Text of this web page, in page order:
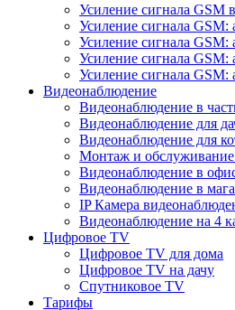
Усиление сигнала GSM
Усиление сигнала GSM:
Усиление сигнала
Усиление сигнала
Усиление сигнала GSM:
Видеонаблюдение
Видеонаблюдение в
Видеонаблюдение для
Видеонаблюдение для
Монтаж и
Видеонаблюдение в
Видеонаблюдение в
IP Камера
Видеонаблюдение на 4
Цифровое TV
Цифровое TV для дома
Цифровое TV на дачу
Спутниковое TV
Тарифы